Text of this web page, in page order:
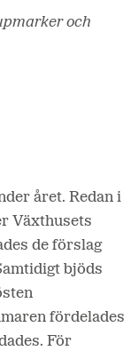
och
året. Redan i
Växthusets
de förslag
bjöds
fördelades
För